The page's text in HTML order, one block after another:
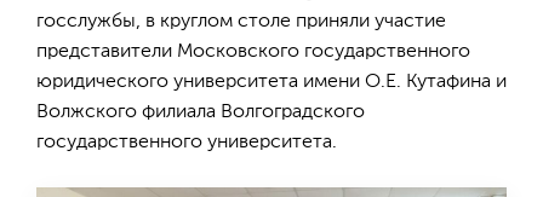
госслужбы, в круглом столе приняли участие
представители Московского государственного
юридического университета имени О.Е. Кутафина и
Волжского филиала Волгоградского
государственного университета.